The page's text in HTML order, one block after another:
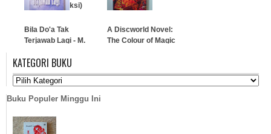
Metode Refleksi)
…
…
Bila Do'a Tak
Terjawab Lagi - M.
…
A Discworld Novel:
The Colour of Magic
KATEGORI BUKU
Buku Populer Minggu Ini